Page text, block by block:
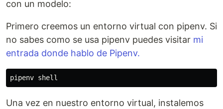
con un modelo:
Primero creemos un entorno virtual con pipenv. Si
no sabes como se usa pipenv puedes visitar mi
entrada donde hablo de Pipenv.
Una vez en nuestro entorno virtual, instalemos